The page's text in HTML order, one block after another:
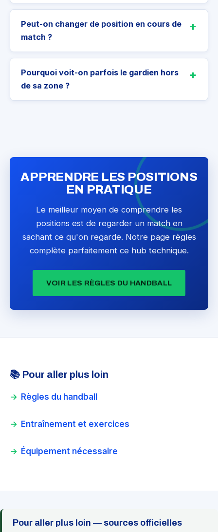
Peut-on changer de position en cours de
match ?
Pourquoi voit-on parfois le gardien hors
de sa zone ?
APPRENDRE LES POSITIONS
EN PRATIQUE
Le meilleur moyen de comprendre les
positions est de regarder un match en
sachant ce qu'on regarde. Notre page règles
complète parfaitement ce hub technique.
VOIR LES RÈGLES DU HANDBALL
📚 Pour aller plus loin
Règles du handball
Entraînement et exercices
Équipement nécessaire
Pour aller plus loin — sources officielles